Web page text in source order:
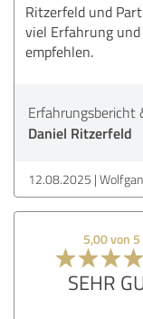
Ritzerfeld und
viel Erfahrung
empfehlen.
Erfahrungsbericht
Daniel Ritzerfeld
12.08.2025
5,00 von 5
SEHR